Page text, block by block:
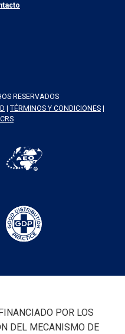
RESERVADOS
| TÉRMINOS Y CONDICIONES |
POR LOS
DEL MECANISMO DE